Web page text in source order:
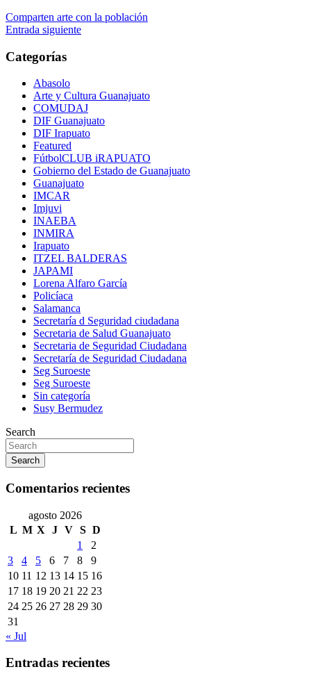
Navegación
de
entradas
Comparten arte con la población
Entrada siguiente
Categorías
Abasolo
Arte y Cultura Guanajuato
COMUDAJ
DIF Guanajuato
DIF Irapuato
Featured
FútbolCLUB iRAPUATO
Gobierno del Estado de Guanajuato
Guanajuato
IMCAR
Imjuvi
INAEBA
INMIRA
Irapuato
ITZEL BALDERAS
JAPAMI
Lorena Alfaro García
Policíaca
Salamanca
Secretaría d Seguridad ciudadana
Secretaria de Salud Guanajuato
Secretaria de Seguridad Ciudadana
Secretaría de Seguridad Ciudadana
Seg Suroeste
Seg Suroeste
Sin categoría
Susy Bermudez
Search
Search
Comentarios recientes
agosto 2026
L M X J V S D
1
2
3
4 5 6 7 8
9
10 11 12 13 14 15 16
17 18 19 20 21 22 23
24 25 26 27 28 29 30
31
« Jul
Entradas recientes